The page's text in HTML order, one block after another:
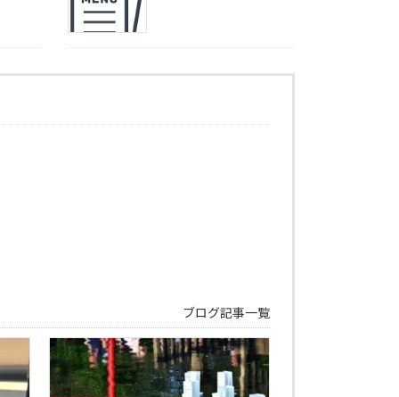
ブログ記事一覧